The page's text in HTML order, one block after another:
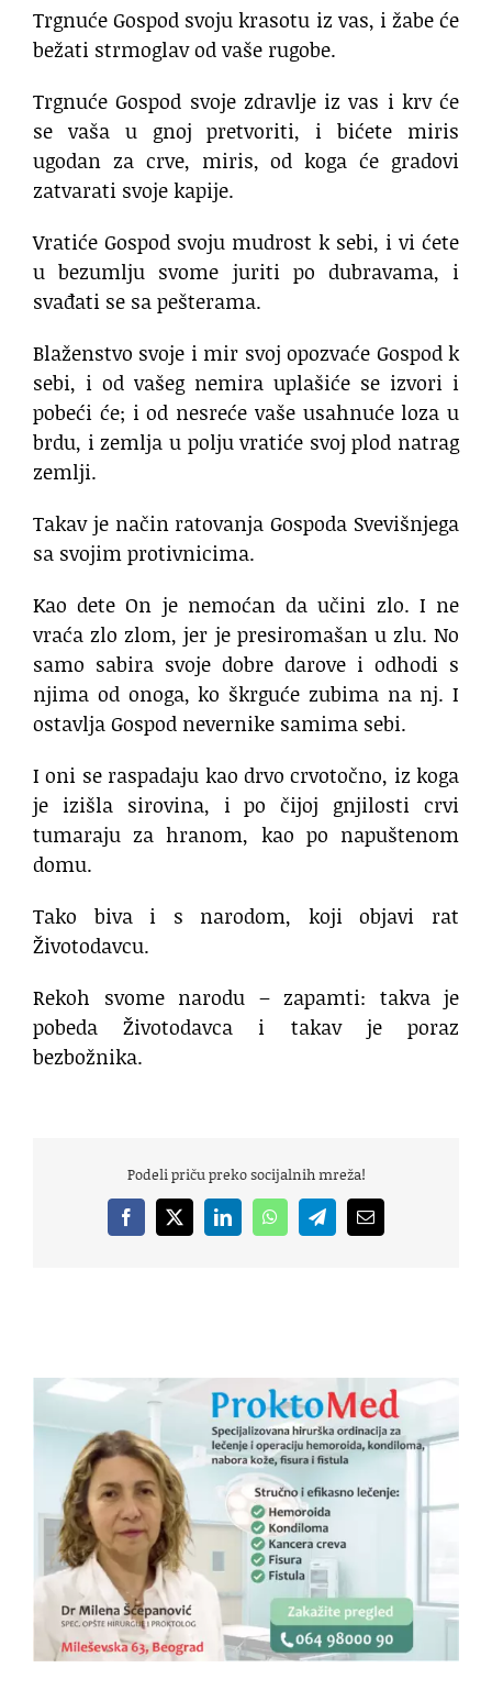
Trgnuće Gospod svoju krasotu iz vas, i žabe će
bežati strmoglav od vaše rugobe.
Trgnuće Gospod svoje zdravlje iz vas i krv će
se vaša u gnoj pretvoriti, i bićete miris
ugodan za crve, miris, od koga će gradovi
zatvarati svoje kapije.
Vratiće Gospod svoju mudrost k sebi, i vi ćete
u bezumlju svome juriti po dubravama, i
svađati se sa pešterama.
Blaženstvo svoje i mir svoj opozvaće Gospod k
sebi, i od vašeg nemira uplašiće se izvori i
pobeći će; i od nesreće vaše usahnuće loza u
brdu, i zemlja u polju vratiće svoj plod natrag
zemlji.
Takav je način ratovanja Gospoda Svevišnjega
sa svojim protivnicima.
Kao dete On je nemoćan da učini zlo. I ne
vraća zlo zlom, jer je presiromašan u zlu. No
samo sabira svoje dobre darove i odhodi s
njima od onoga, ko škrguće zubima na nj. I
ostavlja Gospod nevernike samima sebi.
I oni se raspadaju kao drvo crvotočno, iz koga
je izišla sirovina, i po čijoj gnjilosti crvi
tumaraju za hranom, kao po napuštenom
domu.
Tako biva i s narodom, koji objavi rat
Životodavcu.
Rekoh svome narodu – zapamti: takva je
pobeda Životodavca i takav je poraz
bezbožnika.
Podeli priču preko socijalnih mreža!
Facebook
X LinkedInWhatsAppTelegramEmail